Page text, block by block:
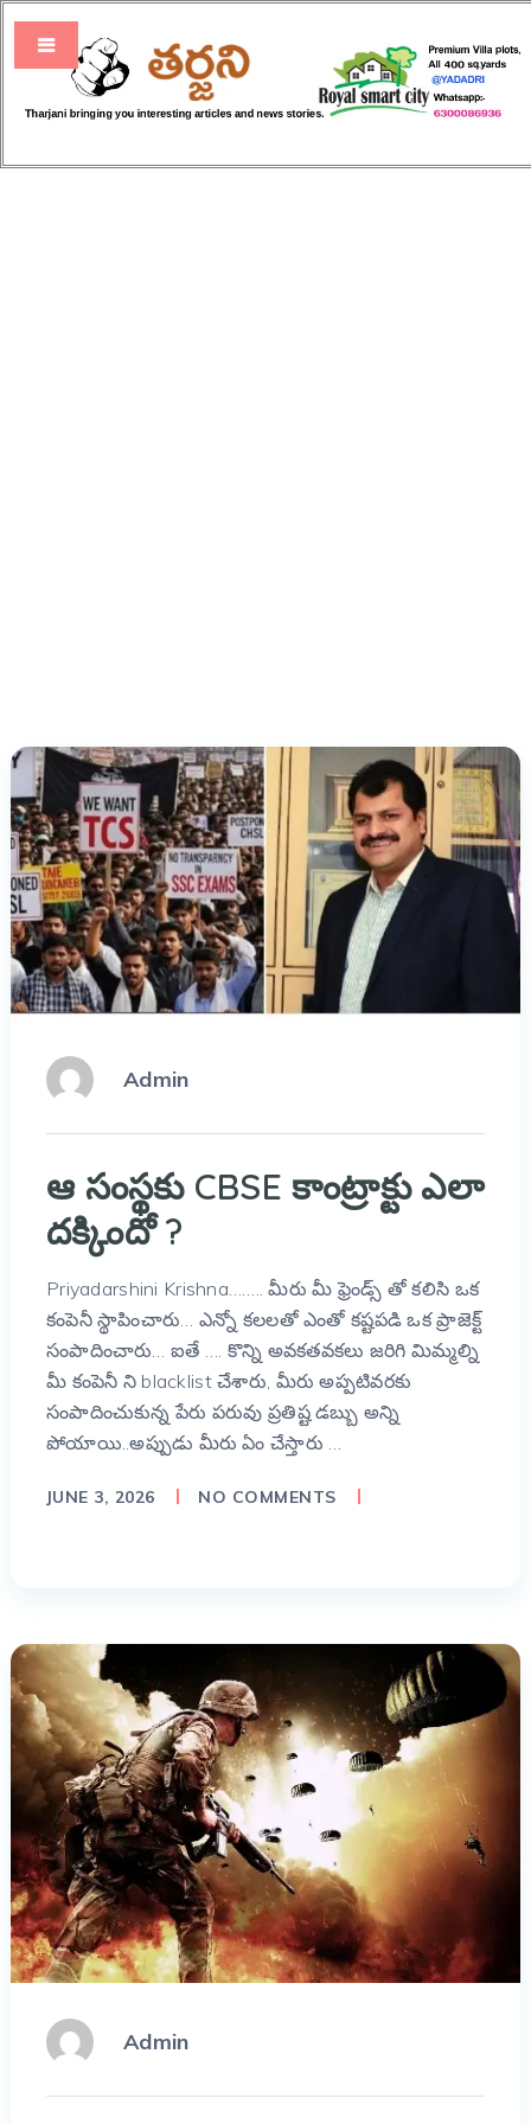
Admin
ఆ సంస్థకు CBSE కాంట్రాక్టు ఎలా
దక్కిందో ?
Priyadarshini Krishna…….. మీరు మీ ఫ్రెండ్స్ తో కలిసి ఒక
కంపెనీ స్థాపించారు… ఎన్నో కలలతో ఎంతో కష్టపడి ఒక ప్రాజెక్ట్
సంపాదించారు… ఐతే …. కొన్ని అవకతవకలు జరిగి మిమ్మల్ని
మీ కంపెనీ ని blacklist చేశారు, మీరు అప్పటివరకు
సంపాదించుకున్న పేరు పరువు ప్రతిష్ట డబ్బు అన్ని
పోయాయి..అప్పుడు మీరు ఏం చేస్తారు …
JUNE 3, 2026 NO COMMENTS
Admin